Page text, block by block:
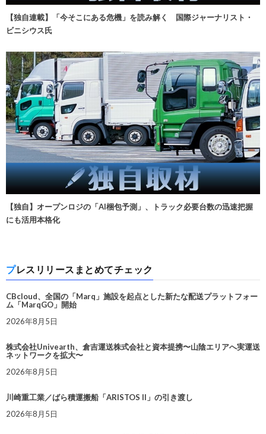
【独自連載】「今そこにある危機」を読み解く 国際ジャーナリスト・
ビニシウス氏
【独自】オープンロジの「AI梱包予測」、トラック必要台数の迅速把握
にも活用本格化
プレスリリースまとめてチェック
CBcloud、全国の「Marq」施設を起点とした新たな配送プラットフォー
ム「MarqGO」開始
2026年8月5日
株式会社Univearth、倉吉運送株式会社と資本提携〜山陰エリアへ実運送
ネットワークを拡大〜
2026年8月5日
川崎重工業／ばら積運搬船「ARISTOS II」の引き渡し
2026年8月5日